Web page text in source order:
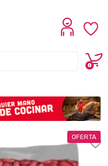
0
OFERTA